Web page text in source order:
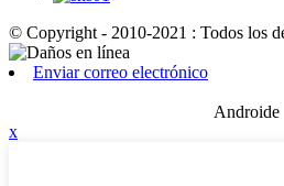
© Copyright - 2010-2021 : Todos los
Enviar correo electrónico
Androide
x